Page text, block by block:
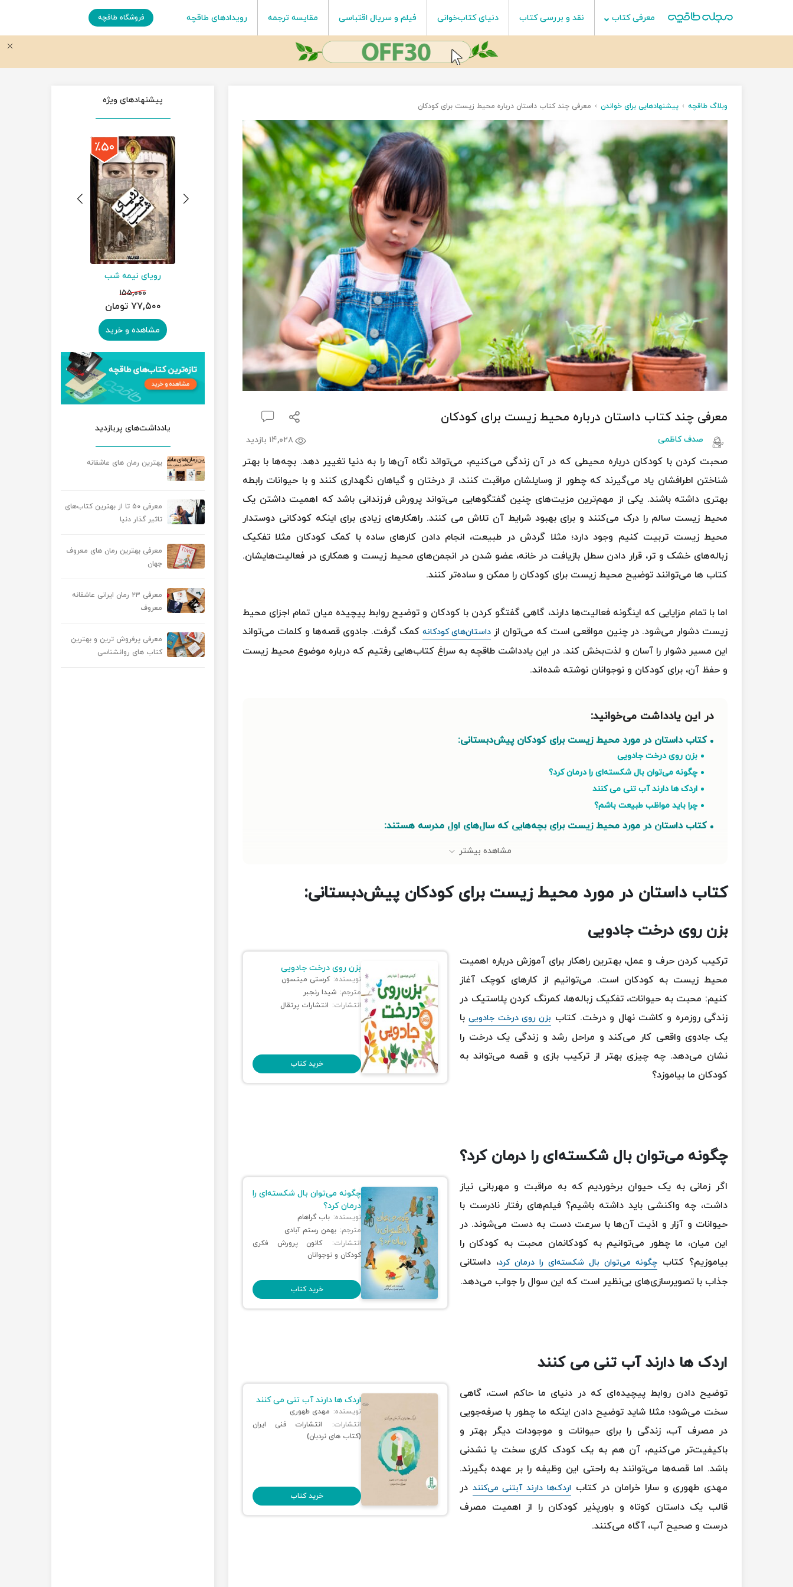
معرفی کتاب نقد و بررسی کتاب دنیای کتاب‌خوانی فیلم و سریال اقتباسی مقایسه ترجمه رویدادهای طاقچه فروشگاه طاقچه
وبلاگ طاقچه پیشنهادهایی برای خواندن معرفی چند کتاب داستان درباره محیط زیست برای کودکان
معرفی چند کتاب داستان درباره محیط زیست برای کودکان
صدف کاظمی ۱۴,۰۲۸ بازدید
صحبت کردن با کودکان درباره محیطی که در آن زندگی می‌کنیم، می‌تواند نگاه آن‌ها را به دنیا تغییر دهد. بچه‌ها با بهتر
شناختن اطرافشان یاد می‌گیرند که چطور از وسایلشان مراقبت کنند، از درختان و گیاهان نگهداری کنند و با حیوانات رابطه
بهتری داشته باشند. یکی از مهم‌ترین مزیت‌های چنین گفتگوهایی می‌تواند پرورش فرزندانی باشد که اهمیت داشتن یک
محیط زیست سالم را درک می‌کنند و برای بهبود شرایط آن تلاش می کنند. راهکارهای زیادی برای اینکه کودکانی دوستدار
محیط زیست تربیت کنیم وجود دارد؛ مثلا گردش در طبیعت، انجام دادن کارهای ساده با کمک کودکان مثلا تفکیک
زباله‌های خشک و تر، قرار دادن سطل بازیافت در خانه، عضو شدن در انجمن‌های محیط زیست و همکاری در فعالیت‌هایشان.
کتاب ها می‌توانند توضیح محیط زیست برای کودکان را ممکن و ساده‌تر کنند.
اما با تمام مزایایی که اینگونه فعالیت‌ها دارند، گاهی گفتگو کردن با کودکان و توضیح روابط پیچیده میان تمام اجزای محیط
زیست دشوار می‌شود. در چنین مواقعی است که می‌توان ازداستان‌های کودکانه کمک گرفت. جادوی قصه‌ها و کلمات می‌تواند
این مسیر دشوار را آسان و لذت‌بخش کند. در این یادداشت طاقچه به سراغ کتاب‌هایی رفتیم که درباره موضوع محیط زیست
و حفظ آن، برای کودکان و نوجوانان نوشته شده‌اند.
کتاب داستان در مورد محیط زیست برای کودکان پیش‌دبستانی:
بزن روی درخت جادویی
چگونه می‌توان بال شکسته‌ای را درمان کرد؟
اردک ها دارند آب تنی می کنند
چرا باید مواظب طبیعت باشم؟
کتاب داستان در مورد محیط زیست برای بچه‌هایی که سال‌های اول مدرسه هستند:
ما این جا زندگی می کنیم
من زمین هستم؛ یک سیاره چند میلیارد ساله
شهر بدون پلاستیک
ویلودین
چند کتاب درباره محیط زیست برای بچه‌هایی که سال‌های آخر مدرسه هستند:
تیستوی سبزانگشت
زباله های خطرناک
انگشت جادویی
کتاب‌هایی درمورد محیط زیست برای نوجوانان:
مجموعه شاهد عینی
اندوه بالابان
مشاهده بیشتر
کتاب داستان در مورد محیط زیست برای کودکان پیش‌دبستانی:
بزن روی درخت جادویی
بزن روی درخت جادویی
نویسنده: کرستی میتسون
مترجم: شیدا رنجبر
انتشارات: انتشارات پرتقال
خرید کتاب
ترکیب کردن حرف و عمل، بهترین راهکار برای آموزش درباره اهمیت
محیط زیست به کودکان است. می‌توانیم از کارهای کوچک آغاز
کنیم: محبت به حیوانات، تفکیک زباله‌ها، کمرنگ کردن پلاستیک در
زندگی روزمره و کاشت نهال و درخت. کتاب بزن روی درخت جادوییبا
یک جادوی واقعی کار می‌کند و مراحل رشد و زندگی یک درخت را
نشان می‌دهد. چه چیزی بهتر از ترکیب بازی و قصه می‌تواند به
کودکان ما بیاموزد؟
چگونه می‌توان بال شکسته‌ای را درمان کرد؟
چگونه می‌توان بال شکسته‌ای را
درمان کرد؟
نویسنده: باب گراهام
مترجم: بهمن رستم آبادی
انتشارات:
کانون پرورش فکری
کودکان و نوجوانان
خرید کتاب
اگر زمانی به یک حیوان برخوردیم که به مراقبت و مهربانی نیاز
داشت، چه واکنشی باید داشته باشیم؟ فیلم‌های رفتار نادرست با
حیوانات و آزار و اذیت آن‌ها با سرعت دست به دست می‌شوند. در
این میان، ما چطور می‌توانیم به کودکانمان محبت به کودکان را
بیاموزیم؟ کتاب چگونه می‌توان بال شکسته‌ای را درمان کرد، داستانی
جذاب با تصویرسازی‌های بی‌نظیر است که این سوال را جواب می‌دهد.
اردک ها دارند آب تنی می کنند
اردک ها دارند آب تنی می کنند
نویسنده: مهدی طهوری
انتشارات:
انتشارات فنی ایران
(کتاب های نردبان)
خرید کتاب
توضیح دادن روابط پیچیده‌ای که در دنیای ما حاکم است، گاهی
سخت می‌شود؛ مثلا شاید توضیح دادن اینکه ما چطور با صرفه‌جویی
در مصرف آب، زندگی را برای حیوانات و موجودات دیگر بهتر و
باکیفیت‌تر می‌کنیم، آن هم به یک کودک کاری سخت یا نشدنی
باشد. اما قصه‌ها می‌توانند به راحتی این وظیفه را بر عهده بگیرند.
مهدی طهوری و سارا خرامان در کتاباردک‌ها دارند آبتنی می‌کنند در
قالب یک داستان کوتاه و باورپذیر کودکان را از اهمیت مصرف
درست و صحیح آب، آگاه می‌کنند.
پیشنهادهای ویژه
٪۵۰
بامداد خمار
۲۵۰,۰۰۰
۱۲۵,۰۰۰ تومان
مشاهده و خرید
٪۵۰
رویای نیمه شب
۱۵۵,۰۰۰
۷۷,۵۰۰ تومان
مشاهده و خرید
یادداشت‌های پربازدید
بهترین رمان های عاشقانه
معرفی ۵۰ تا از بهترین کتاب‌های
تاثیر گذار دنیا
معرفی بهترین رمان های معروف
جهان
معرفی ۲۳ رمان ایرانی عاشقانه
معروف
معرفی پرفروش ترین و بهترین
کتاب های روانشناسی